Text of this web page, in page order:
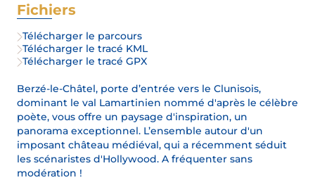
Berzé-le-Châtel, porte d’entrée vers le Clunisois,
dominant le val Lamartinien nommé d'après le célèbre
poète, vous offre un paysage d'inspiration, un
panorama exceptionnel. L’ensemble autour d'un
imposant château médiéval, qui a récemment séduit
les scénaristes d'Hollywood. A fréquenter sans
modération !
Fichiers
Télécharger le parcours
Télécharger le tracé KML
Télécharger le tracé GPX